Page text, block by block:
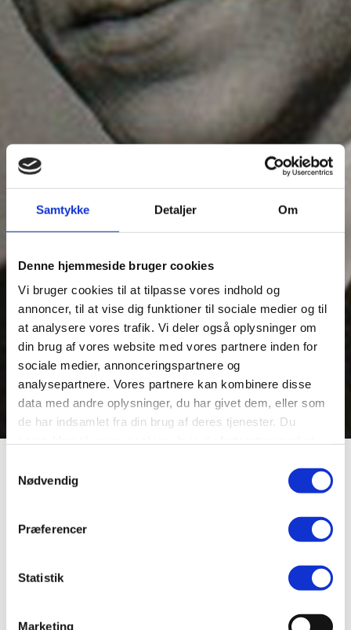
Samtykke Detaljer Om
Denne hjemmeside bruger cookies
Vi bruger cookies til at tilpasse vores indhold og
annoncer, til at vise dig funktioner til sociale medier og til
at analysere vores trafik. Vi deler også oplysninger om
din brug af vores website med vores partnere inden for
sociale medier, annonceringspartnere og
analysepartnere. Vores partnere kan kombinere disse
data med andre oplysninger, du har givet dem, eller som
de har indsamlet fra din brug af deres tjenester. Du
Nødvendig
Præferencer
Statistik
Marketing
Smedegaard, Frands Christian
Fabrikant
Født: 29-04-1915 —